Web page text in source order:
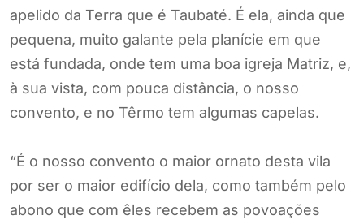
apelido da Terra que é Taubaté. É ela, ainda que
pequena, muito galante pela planície em que
está fundada, onde tem uma boa igreja Matriz, e,
à sua vista, com pouca distância, o nosso
convento, e no Têrmo tem algumas capelas.
“É o nosso convento o maior ornato desta vila
por ser o maior edifício dela, como também pelo
abono que com êles recebem as povoações